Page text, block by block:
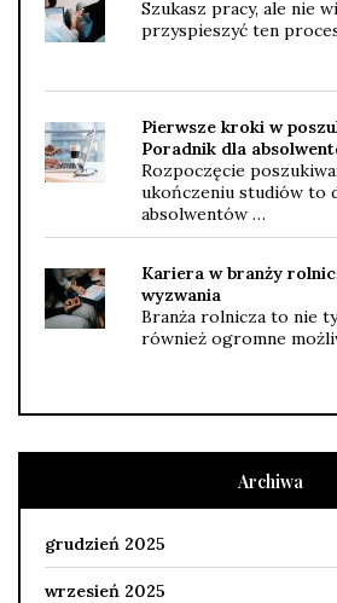
Szukasz pracy, ale nie
przyspieszyć ten
Pierwsze kroki w
Poradnik dla
Rozpoczęcie
ukończeniu studiów to
absolwentów …
Kariera w branży
wyzwania
Branża rolnicza to nie
również ogromne
Archiwa
grudzień 2025
wrzesień 2025